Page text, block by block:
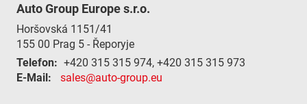
Auto Group Europe s.r.o.
Horšovská 1151/41
155 00 Prag 5 - Řeporyje
Telefon: +420 315 315 974, +420 315 315 973
E-Mail:
sales@auto-group.eu